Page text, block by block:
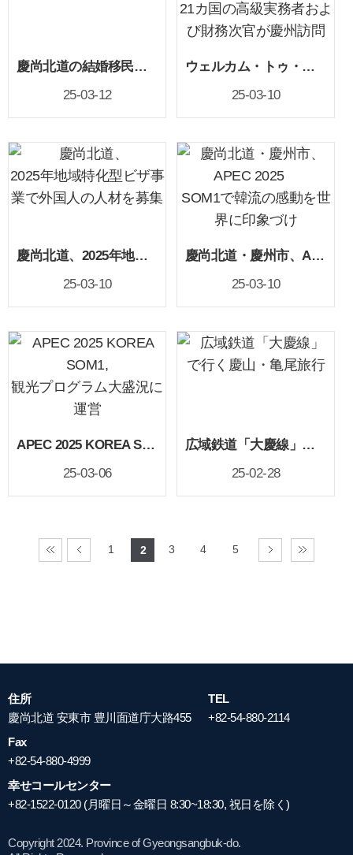
慶尚北道の結婚移民女性、母国で希望を届ける
25-03-12
ウェルカム・トゥ・慶州、APEC 21カ国の高級実務者および財務次官が慶州訪問
25-03-10
慶尚北道、2025年地域特化型ビザ事業で外国人の人材を募集
25-03-10
慶尚北道・慶州市、APEC 2025 SOM1で韓流の感動を世界に印象づけ
25-03-10
APEC 2025 KOREA SOM1, 観光プログラム大盛況に運営
25-03-06
広域鉄道「大慶線」で行く慶山・亀尾旅行
25-02-28
1 2 3 4 5
住所
慶尚北道 安東市 豊川面道庁大路455
TEL
+82-54-880-2114
Fax
+82-54-880-4999
幸せコールセンター
+82-1522-0120 (月曜日～金曜日 8:30~18:30, 祝日を除く)
Copyright 2024. Province of Gyeongsangbuk-do.